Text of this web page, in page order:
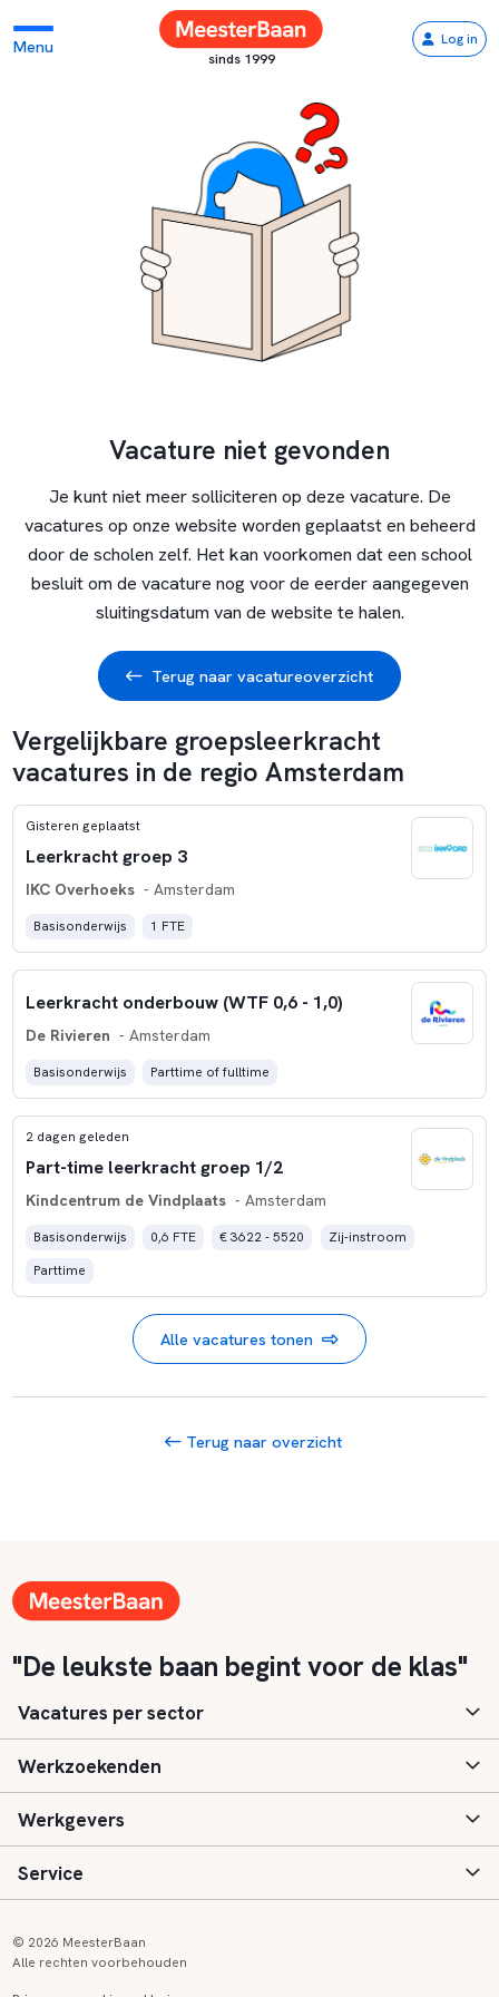
Menu
sinds 1999
Log in
Vacature niet gevonden
Je kunt niet meer solliciteren op deze vacature. De
vacatures op onze website worden geplaatst en beheerd
door de scholen zelf. Het kan voorkomen dat een school
besluit om de vacature nog voor de eerder aangegeven
sluitingsdatum van de website te halen.
Terug naar vacatureoverzicht
Vergelijkbare groepsleerkracht
vacatures in de regio Amsterdam
Gisteren geplaatst
Leerkracht groep 3
IKC Overhoeks - Amsterdam
Basisonderwijs 1 FTE
Leerkracht onderbouw (WTF 0,6 - 1,0)
De Rivieren - Amsterdam
Basisonderwijs Parttime of fulltime
2 dagen geleden
Part-time leerkracht groep 1/2
Kindcentrum de Vindplaats - Amsterdam
Basisonderwijs 0,6 FTE € 3622 - 5520
Zij-instroom
Parttime
Alle vacatures tonen
Terug naar overzicht
"De leukste baan begint voor de klas"
Vacatures per sector
Basisonderwijs
Speciaal (basis) onderwijs
Voortgezet onderwijs
Werkzoekenden
Aanmelden
Vacatures
Werkgevers
Inloggen
Service
© 2026 MeesterBaan
Alle rechten voorbehouden